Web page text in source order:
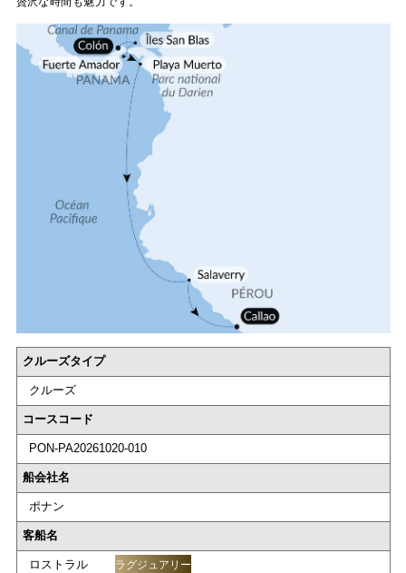
クルーズタイプ
クルーズ
コースコード
PON-PA20261020-010
船会社名
ポナン
客船名
ロストラル ラグジュアリー